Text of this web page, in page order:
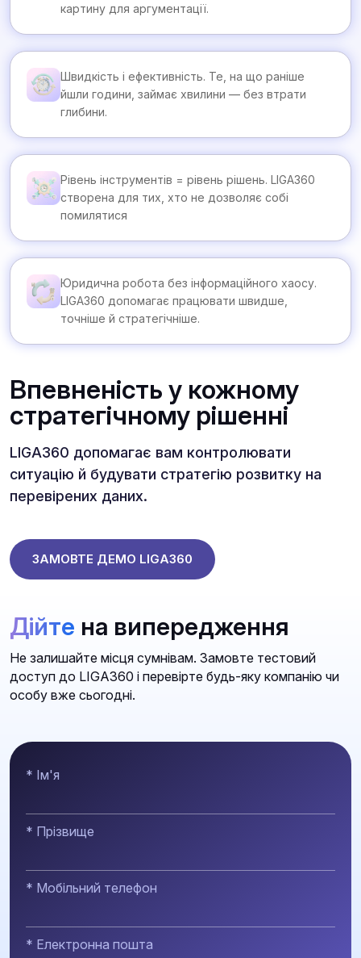
картину для аргументації.
Швидкість і ефективність. Те, на що раніше
йшли години, займає хвилини — без втрати
глибини.
Рівень інструментів = рівень рішень. LIGA360
створена для тих, хто не дозволяє собі
помилятися
Юридична робота без інформаційного хаосу.
LIGA360 допомагає працювати швидше,
точніше й стратегічніше.
Впевненість у кожному
стратегічному рішенні
LIGA360 допомагає вам контролювати
ситуацію й будувати стратегію розвитку на
перевірених даних.
ЗАМОВТЕ ДЕМО LIGA360
Дійте на випередження
Не залишайте місця сумнівам. Замовте тестовий
доступ до LIGA360 і перевірте будь-яку компанію чи
особу вже сьогодні.
* Ім'я
* Прізвище
* Мобільний телефон
* Електронна пошта